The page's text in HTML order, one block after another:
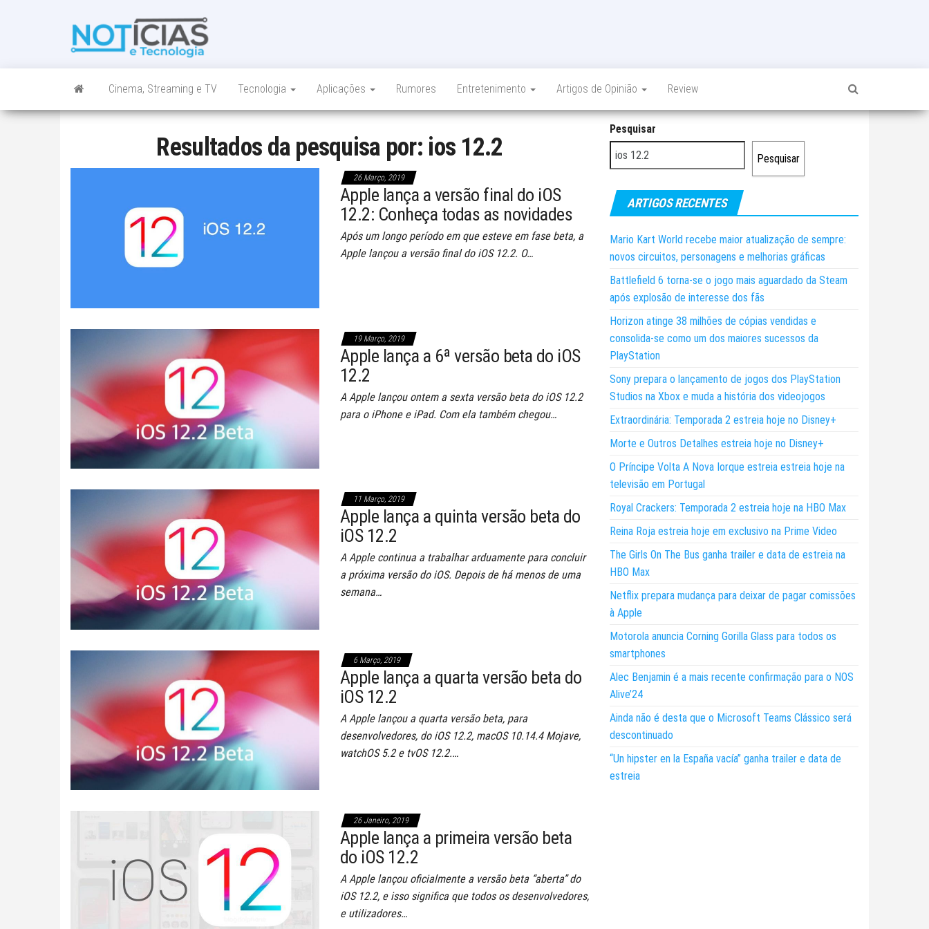
num só lugar
Cinema, Streaming e TV Tecnologia Aplicações Rumores Entretenimento Artigos de Opinião Review
Resultados da pesquisa por: ios 12.2
26 Março, 2019
Apple lança a versão final do iOS
12.2: Conheça todas as novidades
Após um longo período em que esteve em fase beta, a
Apple lançou a versão final do iOS 12.2. O…
19 Março, 2019
Apple lança a 6ª versão beta do iOS
12.2
A Apple lançou ontem a sexta versão beta do iOS 12.2
para o iPhone e iPad. Com ela também chegou…
11 Março, 2019
Apple lança a quinta versão beta do
iOS 12.2
A Apple continua a trabalhar arduamente para concluir
a próxima versão do iOS. Depois de há menos de uma
semana…
6 Março, 2019
Apple lança a quarta versão beta do
iOS 12.2
A Apple lançou a quarta versão beta, para
desenvolvedores, do iOS 12.2, macOS 10.14.4 Mojave,
watchOS 5.2 e tvOS 12.2.…
26 Janeiro, 2019
Apple lança a primeira versão beta
do iOS 12.2
A Apple lançou oficialmente a versão beta “aberta” do
iOS 12.2, e isso significa que todos os desenvolvedores,
e utilizadores…
Pesquisar
Pesquisar
ARTIGOS RECENTES
Mario Kart World recebe maior atualização de sempre:
novos circuitos, personagens e melhorias gráficas
Battlefield 6 torna-se o jogo mais aguardado da Steam
após explosão de interesse dos fãs
Horizon atinge 38 milhões de cópias vendidas e
consolida-se como um dos maiores sucessos da
PlayStation
Sony prepara o lançamento de jogos dos PlayStation
Studios na Xbox e muda a história dos videojogos
Extraordinária: Temporada 2 estreia hoje no Disney+
Morte e Outros Detalhes estreia hoje no Disney+
O Príncipe Volta A Nova Iorque estreia estreia hoje na
televisão em Portugal
Royal Crackers: Temporada 2 estreia hoje na HBO Max
Reina Roja estreia hoje em exclusivo na Prime Video
The Girls On The Bus ganha trailer e data de estreia na
HBO Max
Netflix prepara mudança para deixar de pagar comissões
à Apple
Motorola anuncia Corning Gorilla Glass para todos os
smartphones
Alec Benjamin é a mais recente confirmação para o NOS
Alive’24
Ainda não é desta que o Microsoft Teams Clássico será
descontinuado
“Un hipster en la España vacía” ganha trailer e data de
estreia